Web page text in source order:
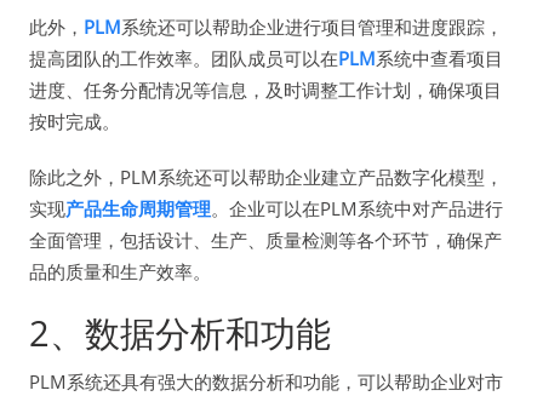
此外， PLM系统还可以帮助企业进行项目管理和进度跟踪，
提高团队的工作效率。团队成员可以在PLM系统中查看项目
进度、任务分配情况等信息，及时调整工作计划，确保项目
按时完成。
除此之外，PLM系统还可以帮助企业建立产品数字化模型，
实现产品生命周期管理。企业可以在PLM系统中对产品进行
全面管理，包括设计、生产、质量检测等各个环节，确保产
品的质量和生产效率。
2、数据分析和功能
PLM系统还具有强大的数据分析和功能，可以帮助企业对市